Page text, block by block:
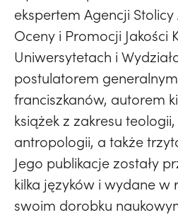
ekspertem Agencji Stolicy
Oceny i Promocji Jakości
Uniwersytetach i
postulatorem
franciszkanów, autorem
książek z zakresu
antropologii, a także
Jego publikacje zostały
kilka języków i wydane w
swoim dorobku